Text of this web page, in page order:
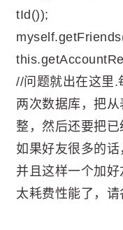
tId());
//问题就出在这里.
两次数据库，把
整，然后还要把
如果好友很多的话
并且这样一个加好
太耗费性能了，请